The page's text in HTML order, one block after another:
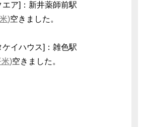
ア]：新井薬師前駅
)空きました。
イハウス]：雑色駅
米)空きました。